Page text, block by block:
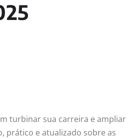
turbinar sua carreira e ampliar
prático e atualizado sobre as